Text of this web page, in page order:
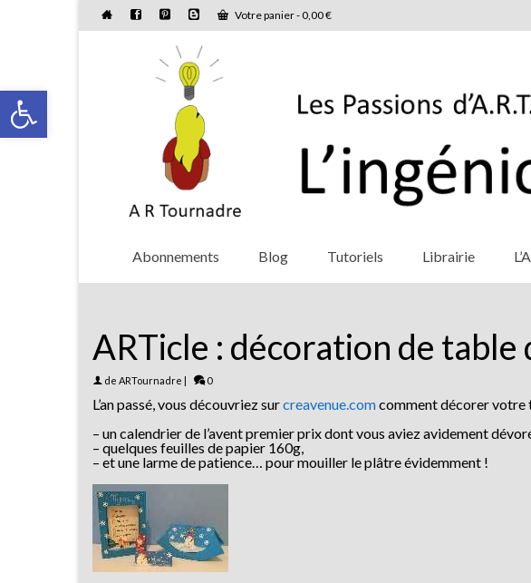
Ouvrir la barre d’outils
Votre panier-0,00€
Abonnements Blog Tutoriels Librairie
ARTicle : décoration de table
de ARTournadre | 0
L’an passé, vous découvriez surcreavenue.comcomment décorer votre
– un calendrier de l’avent premier prix dont vous aviez avidement
– quelques feuilles de papier 160g,
– et une larme de patience… pour mouiller le plâtre évidemment !